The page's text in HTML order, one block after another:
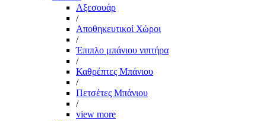
Αξεσουάρ
/
Αποθηκευτικοί Χώροι
/
Έπιπλο μπάνιου νιπτήρα
/
Καθρέπτες Μπάνιου
/
Πετσέτες Μπάνιου
/
view more